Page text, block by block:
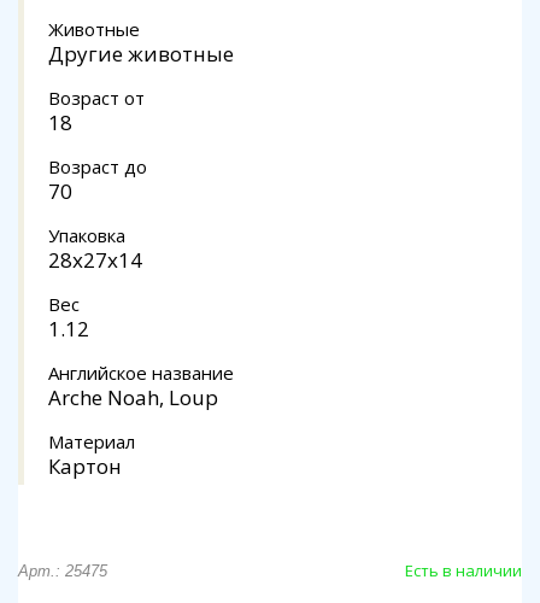
Животные
Другие животные
Возраст от
18
Возраст до
70
Упаковка
28x27x14
Вес
1.12
Английское название
Arche Noah, Loup
Материал
Картон
Арт.: 25475 Есть в наличии